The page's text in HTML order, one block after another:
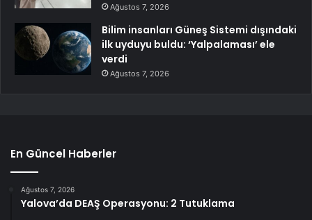
Ağustos 7, 2026
Bilim insanları Güneş Sistemi dışındaki
ilk uyduyu buldu: ‘Yalpalaması’ ele
verdi
Ağustos 7, 2026
En Güncel Haberler
Ağustos 7, 2026
Yalova’da DEAŞ Operasyonu: 2 Tutuklama